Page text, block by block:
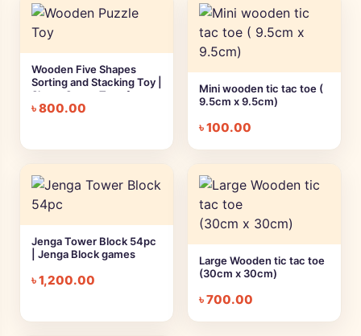
Wooden Five Shapes
Sorting and Stacking Toy |
Shape Sorter Toys for
Toddlers | Early Learning
৳800.00
Mini wooden tic tac toe (
9.5cm x 9.5cm)
৳100.00
Jenga Tower Block 54pc
| Jenga Block games
৳1,200.00
Large Wooden tic tac toe
(30cm x 30cm)
৳700.00